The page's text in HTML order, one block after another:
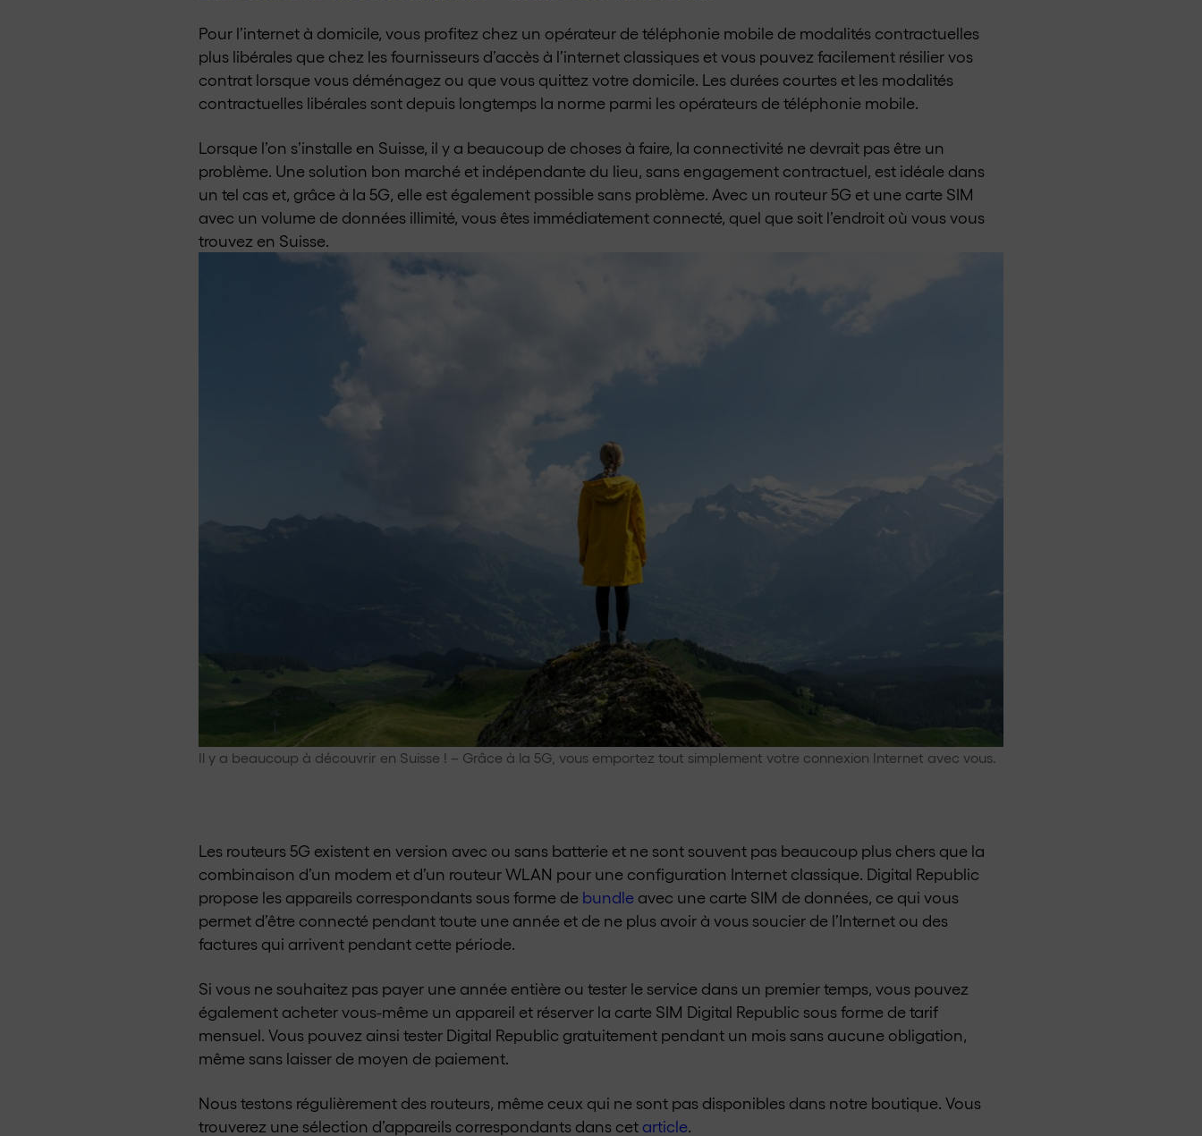
Pour l’internet à domicile, vous profitez chez un opérateur de téléphonie mobile de modalités contractuelles
plus libérales que chez les fournisseurs d’accès à l’internet classiques et vous pouvez facilement résilier vos
contrat lorsque vous déménagez ou que vous quittez votre domicile. Les durées courtes et les modalités
contractuelles libérales sont depuis longtemps la norme parmi les opérateurs de téléphonie mobile.
Lorsque l’on s’installe en Suisse, il y a beaucoup de choses à faire, la connectivité ne devrait pas être un
problème. Une solution bon marché et indépendante du lieu, sans engagement contractuel, est idéale dans
un tel cas et, grâce à la 5G, elle est également possible sans problème. Avec un routeur 5G et une carte SIM
avec un volume de données illimité, vous êtes immédiatement connecté, quel que soit l’endroit où vous vous
trouvez en Suisse.
Il y a beaucoup à découvrir en Suisse ! – Grâce à la 5G, vous emportez tout simplement votre connexion Internet avec vous.
Les routeurs 5G existent en version avec ou sans batterie et ne sont souvent pas beaucoup plus chers que la
combinaison d’un modem et d’un routeur WLAN pour une configuration Internet classique. Digital Republic
propose les appareils correspondants sous forme de bundle avec une carte SIM de données, ce qui vous
permet d’être connecté pendant toute une année et de ne plus avoir à vous soucier de l’Internet ou des
factures qui arrivent pendant cette période.
Si vous ne souhaitez pas payer une année entière ou tester le service dans un premier temps, vous pouvez
également acheter vous-même un appareil et réserver la carte SIM Digital Republic sous forme de tarif
mensuel. Vous pouvez ainsi tester Digital Republic gratuitement pendant un mois sans aucune obligation,
même sans laisser de moyen de paiement.
Nous testons régulièrement des routeurs, même ceux qui ne sont pas disponibles dans notre boutique. Vous
trouverez une sélection d’appareils correspondants dans cet article